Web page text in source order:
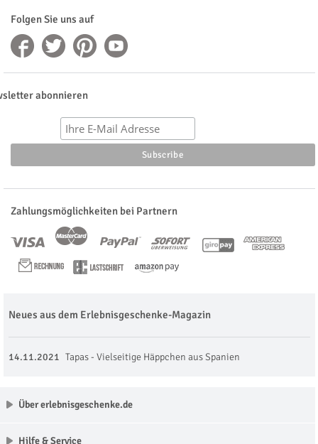
Folgen Sie uns auf
abonnieren
Zahlungsmöglichkeiten bei Partnern
Neues aus dem Erlebnisgeschenke-Magazin
14.11.2021 Tapas - Vielseitige Häppchen aus Spanien
Über erlebnisgeschenke.de
Hilfe & Service